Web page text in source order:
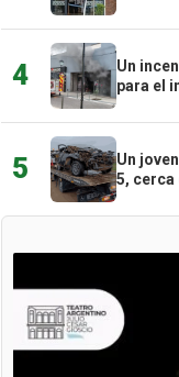
4
Un
para el
5
Un
5, cerca